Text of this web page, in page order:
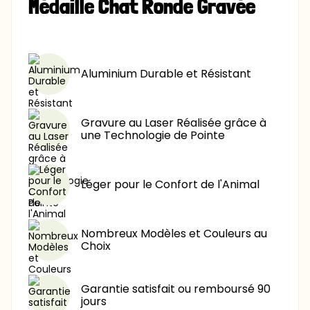
8,90 € -40%
Médaille Chat Ronde Gravée
Aluminium Durable et Résistant
Gravure au Laser Réalisée grâce à
une Technologie de Pointe
Léger pour le Confort de l'Animal
Nombreux Modèles et Couleurs au
Choix
Garantie satisfait ou remboursé 90
jours